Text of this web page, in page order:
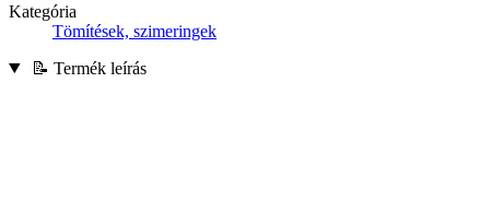
Kategória
Tömítések, szimeringek
📝 Termék leírás